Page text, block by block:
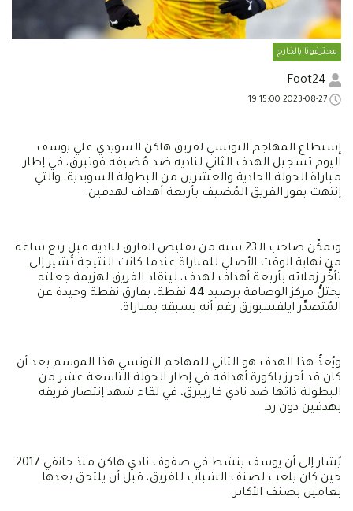
محترفونا بالخارج
إستطاع المهاجم التونسي لفريق هاكن السويدي علي يوسف
اليوم تسجيل الهدف الثاني لناديه ضد مُضيفه قوتبرق، في إطار
مباراة الجولة الحادية والعشرين من البطولة السويدية، والتي
إنتهت بفوز الفريق المُضيف بأربعة أهداف لهدفين.
وتمكّن صاحب الـ23 سنة من تقليص الفارق لناديه قبل ربع ساعة
من نهاية الوقت الأصلي للمباراة عندما كانت النتيجة تُشير إلى
تأخُّر زملائه بأربعة أهداف لهدف، لينقاد الفريق لهزيمة جعلته
يحتلُّ مركز الوصافة برصيد 44 نقطة، بفارق نقطة وحيدة عن
المُتصدِّر ايلفسبورق رغم أنه يسبقه بمباراة.
ويُعدُّ هذا الهدف هو الثاني للمهاجم التونسي هذا الموسم بعد أن
كان قد أحرز باكورة أهدافه في إطار الجولة التاسعة عشر من
البطولة ذاتها ضد نادي فاربيرق، في لقاء شهد إنتصار فريقه
بهدفين دون رد.
يُشار إلى أن يوسف ينشط في صفوف نادي هاكن منذ جانفي 2017
حين كان يلعب لصنف الشباب للفريق، قبل أن يلتحق بعدها
بعامين بصنف الأكابر.